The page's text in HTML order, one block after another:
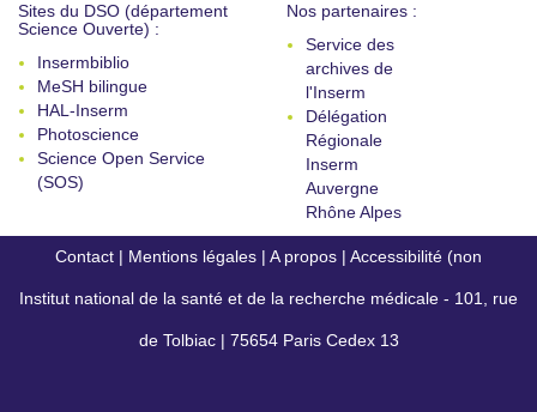
Sites du DSO (département
Science Ouverte) :
Insermbiblio
MeSH bilingue
HAL-Inserm
Photoscience
Science Open Service
(SOS)
Nos partenaires :
Service des
archives de
l'Inserm
Délégation
Régionale
Inserm
Auvergne
Rhône Alpes
Contact | Mentions légales | A propos | Accessibilité (non
conforme)
Institut national de la santé et de la recherche médicale - 101, rue
de Tolbiac | 75654 Paris Cedex 13